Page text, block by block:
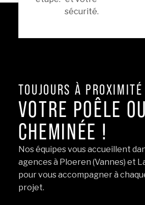
sécurité.
TOUJOURS À PROXIMITÉ
VOTRE POÊLE OU
CHEMINÉE !
Nos équipes vous accueillent
agences à Ploeren (Vannes) et
pour vous accompagner à
projet.